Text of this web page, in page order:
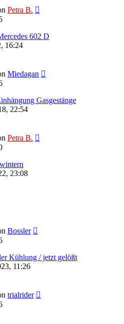
Petra B.
602 D
16:24
Miedagan
Gasgestänge
22:54
Petra B.
23:08
Bossler
Kühlung / jetzt gelößt
11:26
trialrider